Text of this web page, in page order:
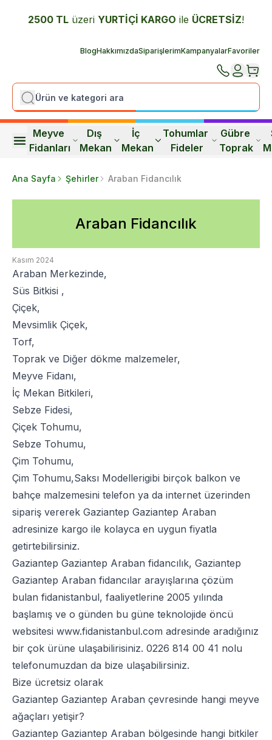
2500 TL üzeri YURTİÇİ KARGO ile ÜCRETSİZ!
BlogHakkımızdaSiparişlerimKampanyalarFavoriler
Meyve
Fidanları
Dış
Mekan
İç
Mekan
Tohumlar
Fideler
Gübre
Toprak
Ana Sayfa Şehirler Araban Fidancılık
Araban Fidancılık
Kasım 2024
Araban Merkezinde,
Süs Bitkisi ,
Çiçek,
Mevsimlik Çiçek,
Torf,
Toprak ve Diğer dökme malzemeler,
Meyve Fidanı,
İç Mekan Bitkileri,
Sebze Fidesi,
Çiçek Tohumu,
Sebze Tohumu,
Çim Tohumu,
Çim Tohumu,Saksı Modellerigibi birçok balkon ve
bahçe malzemesini telefon ya da internet üzerinden
sipariş vererek Gaziantep Gaziantep Araban
adresinize kargo ile kolayca en uygun fiyatla
getirtebilirsiniz.
Gaziantep Gaziantep Araban fidancılık, Gaziantep
Gaziantep Araban fidancılar arayışlarına çözüm
bulan fidanistanbul, faaliyetlerine 2005 yılında
başlamış ve o günden bu güne teknolojide öncü
websitesi www.fidanistanbul.com adresinde aradığınız
bir çok ürüne ulaşabilirisiniz. 0226 814 00 41 nolu
telefonumuzdan da bize ulaşabilirsiniz.
Bize ücretsiz olarak
Gaziantep Gaziantep Araban çevresinde hangi meyve
ağaçları yetişir?
Gaziantep Gaziantep Araban bölgesinde hangi bitkiler